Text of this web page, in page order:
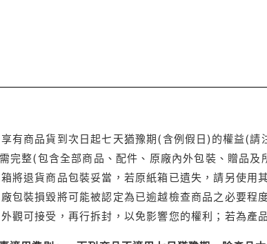
有商品貨到次日起七天猶豫期(含例假日)的權益(
完整(包含全部商品、配件、原廠內外包裝、贈品及
將退貨商品包裝妥當，若原紙箱已遺失，請另使用
包裝損毀將可能被認定為已逾越檢查商品之必要
觀可接受，再行拆封，以免影響您的權利；若為產